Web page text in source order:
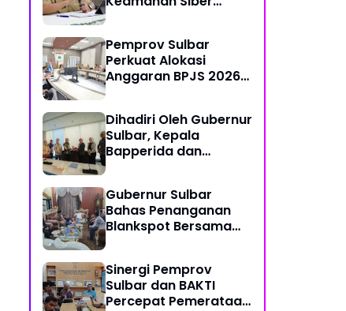
Enam Kabupaten
Pemprov Sulbar
Perkuat Alokasi
Anggaran BPJS 2026
Dihadiri Oleh Gubernur
Sulbar, Kepala
Bapperida dan
Titik Akses Internet
Gubernur Sulbar
Bahas Penanganan
Blankspot Bersama
Sinergi Pemprov
Sulbar dan BAKTI
Percepat Pemerataan